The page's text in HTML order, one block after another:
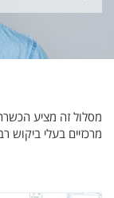
מסלול זה מציע
מרכזיים בעלי ביקוש